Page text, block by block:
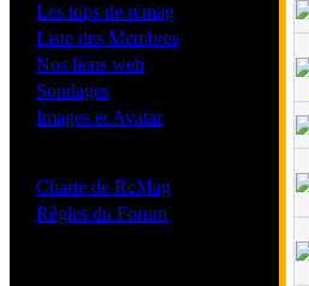
Les tops de rcmag
Liste des Membres
Nos liens web
Sondages
Images et Avatar
Charte de RcMag
Règles du Forum